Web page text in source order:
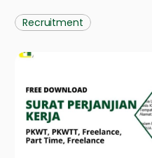
Recruitment